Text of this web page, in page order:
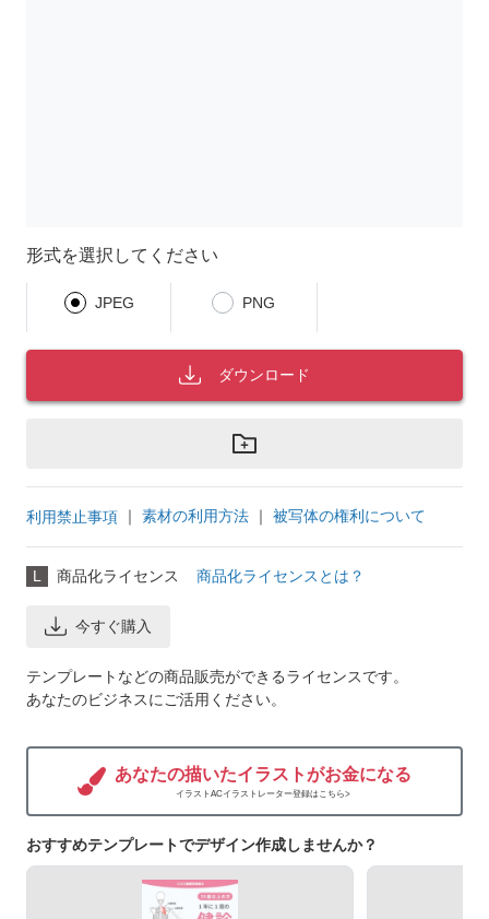
形式を選択してください
JPEG PNG
ダウンロード
利用禁止事項 ｜ 素材の利用方法 ｜ 被写体の権利について
L 商品化ライセンス 商品化ライセンスとは？
今すぐ購入
テンプレートなどの商品販売ができるライセンスです。
あなたのビジネスにご活用ください。
あなたの描いたイラストがお金になる
イラストACイラストレーター登録はこちら>
おすすめテンプレートでデザイン作成しませんか？